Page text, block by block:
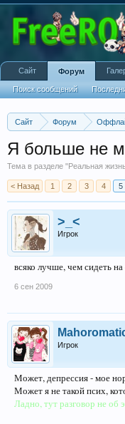
Сайт Форум
Я больше не
Тема в разделе "Реальная жизнь
< Назад 1 2 3 4 5
>_<
Игрок
всяко лучше, чем сидеть
6 сен 2009
Игрок
Может, депрессия - мое
Может я не такой псих,
Ладно, тут разговор не об
Сайт Форум
Поиск сообщений